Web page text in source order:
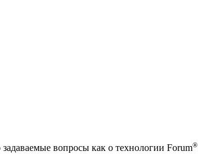
вопросы как о технологии Forum®